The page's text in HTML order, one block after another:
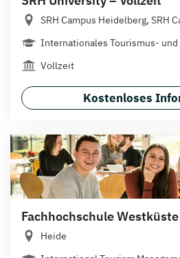
SRH Campus Heidelberg, SRH
Internationales Tourismus- und
Vollzeit
Kostenloses
Fachhochschule Westküste
Heide